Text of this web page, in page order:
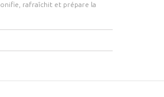
rafraîchit et prépare la